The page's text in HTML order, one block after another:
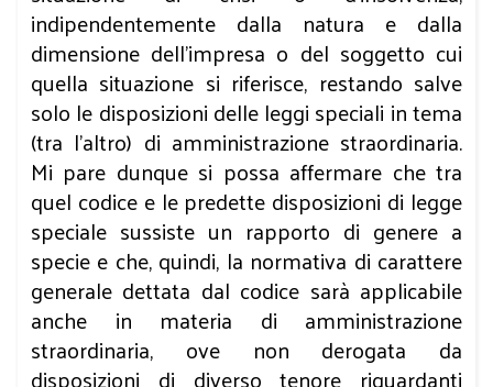
indipendentemente dalla natura e dalla
dimensione dell’impresa o del soggetto cui
quella situazione si riferisce, restando salve
solo le disposizioni delle leggi speciali in tema
(tra l’altro) di amministrazione straordinaria.
Mi pare dunque si possa affermare che tra
quel codice e le predette disposizioni di legge
speciale sussiste un rapporto di genere a
specie e che, quindi, la normativa di carattere
generale dettata dal codice sarà applicabile
anche in materia di amministrazione
straordinaria, ove non derogata da